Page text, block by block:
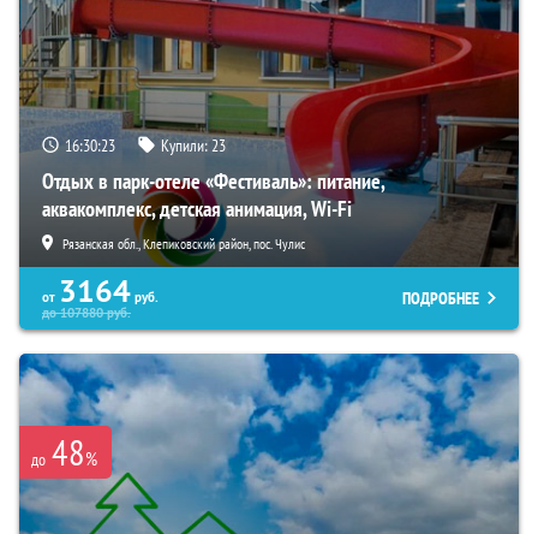
16:30:22 Купили:23
Отдых в парк-отеле «Фестиваль»: питание,
аквакомплекс, детская анимация, Wi-Fi
Рязанская обл., Клепиковский район, пос. Чулис
от 3164 руб.
до107880руб.
ПОДРОБНЕЕ
до 48%